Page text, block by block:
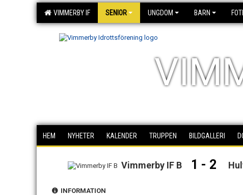
VIMMERBY IF SENIOR UNGDOM BARN
HEM NYHETER KALENDER TRUPPEN BILDGALLERI
Vimmerby IF B 1 - 2
INFORMATION